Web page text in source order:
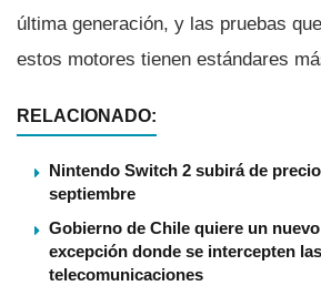
última generación, y las pruebas
estos motores tienen estándares
RELACIONADO:
Nintendo Switch 2 subirá de
septiembre
Gobierno de Chile quiere un
excepción donde se intercepten las
telecomunicaciones